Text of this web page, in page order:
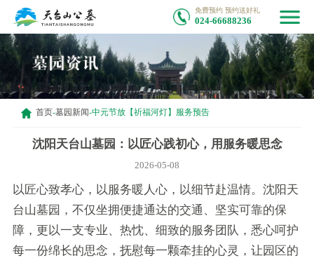
免费预约 预约送好礼
024-66688236
首页-墓园新闻-中元节放【祈福河灯】服务预告
沈阳天台山墓园：以匠心践初心，用服务暖思念
2026-05-08
以匠心致孝心，以服务暖人心，以细节赴温情。沈阳天
台山墓园，不仅坐拥便捷通达的交通、坚实可靠的保
障，更以一支专业、热忱、细致的服务团队，悉心呵护
每一份绵长的思念，抚慰每一颗牵挂的心灵，让园区的